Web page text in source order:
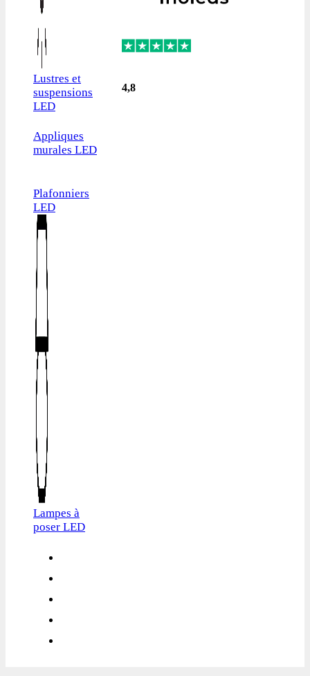
Lustres et
suspensions
LED
Appliques
murales LED
Plafonniers
LED
Lampes à
poser LED
4,8